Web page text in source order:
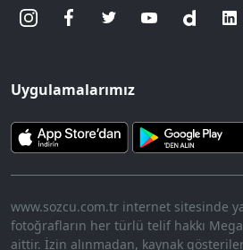
Uygulamalarımız
www.sozcu.com.tr internet sitesinde
fotoğrafların her türlü telif hakkı Mega
aittir. İzin alınmadan, kaynak